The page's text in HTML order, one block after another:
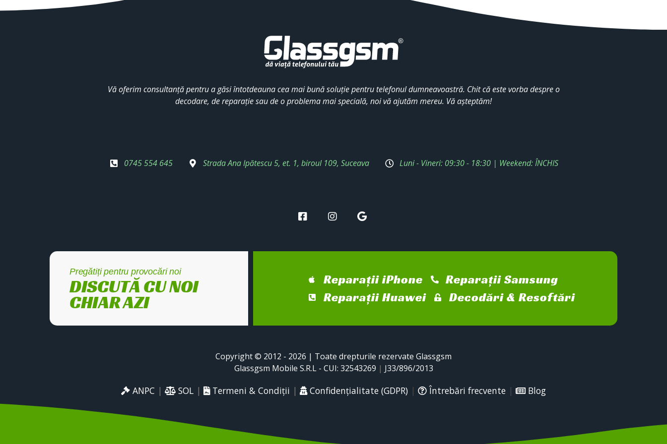
Vă oferim consultanță pentru a găsi întotdeauna cea mai bună soluție pentru telefonul dumneavoastră. Chit că este vorba despre o
decodare, de reparație sau de o problema mai specială, noi vă ajutăm mereu. Vă așteptăm!
0745 554 645 Strada Ana Ipătescu 5, et. 1, biroul 109, Suceava Luni - Vineri: 09:30 - 18:30 | Weekend: ÎNCHIS
Pregătiți pentru provocări noi
DISCUTĂ CU NOI
CHIAR AZI
Reparații iPhone
Reparații Samsung
Reparații Huawei
Decodări & Resoftări
Copyright © 2012 - 2026 | Toate drepturile rezervate Glassgsm
Glassgsm Mobile S.R.L - CUI: 32543269 | J33/896/2013
ANPC | SOL | Termeni & Condiții | Confidențialitate (GDPR) | Întrebări frecvente | Blog